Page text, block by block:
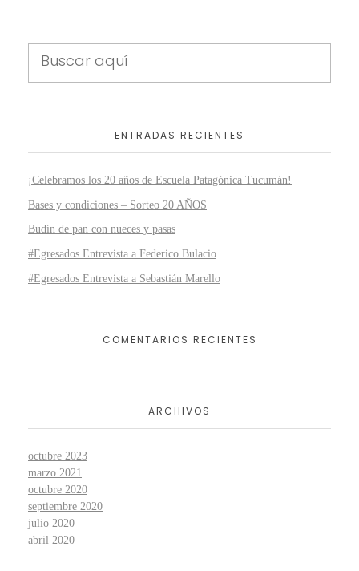
ENTRADAS RECIENTES
¡Celebramos los 20 años de Escuela Patagónica Tucumán!
Bases y condiciones – Sorteo 20 AÑOS
Budín de pan con nueces y pasas
#Egresados Entrevista a Federico Bulacio
#Egresados Entrevista a Sebastián Marello
COMENTARIOS RECIENTES
ARCHIVOS
octubre 2023
marzo 2021
octubre 2020
septiembre 2020
julio 2020
abril 2020